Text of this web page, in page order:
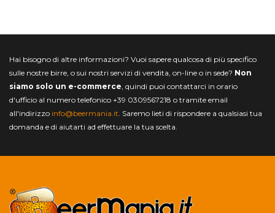
Hai bisogno di altre informazioni? Vuoi sapere qualcosa di più specifico
sulle nostre birre, o sui nostri servizi di vendita, on-line o in sede? Non
siamo solo un e-commerce, quindi puoi contattarci in orario
d'ufficio al numero telefonico +39 0309567218 o tramite email
all'indirizzo info@beermania.it. Saremo lieti di rispondere a qualsiasi tua
domanda e di aiutarti ad effettuare la tua scelta.